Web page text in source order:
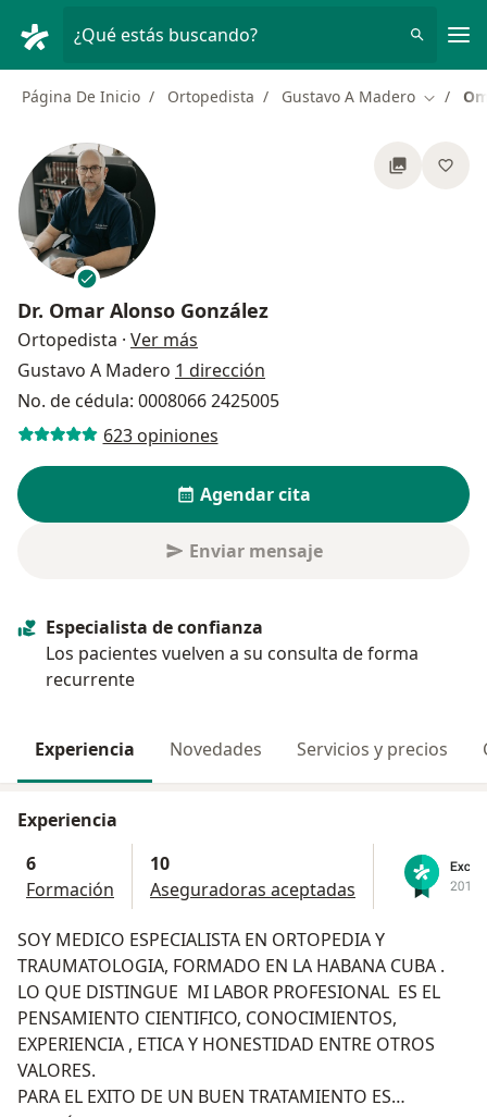
¿Qué estás buscando?
Página De Inicio Ortopedista Gustavo A Madero
Dr. Omar Alonso González
Ortopedista · Ver más
Gustavo A Madero 1 dirección
No. de cédula: 0008066 2425005
623 opiniones
Agendar cita
Enviar mensaje
Especialista de confianza
Los pacientes vuelven a su consulta de forma
recurrente
Experiencia Novedades Servicios y precios
Experiencia
6
Formación
10
Aseguradoras aceptadas
SOY MEDICO ESPECIALISTA EN ORTOPEDIA Y
TRAUMATOLOGIA, FORMADO EN LA HABANA CUBA .
LO QUE DISTINGUE MI LABOR PROFESIONAL ES EL
PENSAMIENTO CIENTIFICO, CONOCIMIENTOS,
EXPERIENCIA , ETICA Y HONESTIDAD ENTRE OTROS
VALORES.
PARA EL EXITO DE UN BUEN TRATAMIENTO ES